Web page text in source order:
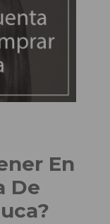
En
De